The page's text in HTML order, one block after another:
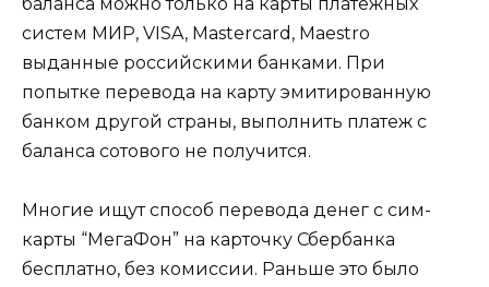
систем МИР, VISA, Mastercard, Maestro
выданные российскими банками. При
попытке перевода на карту эмитированную
банком другой страны, выполнить платеж с
баланса сотового не получится.
Многие ищут способ перевода денег с сим-
карты “МегаФон” на карточку Сбербанка
бесплатно, без комиссии. Раньше это было